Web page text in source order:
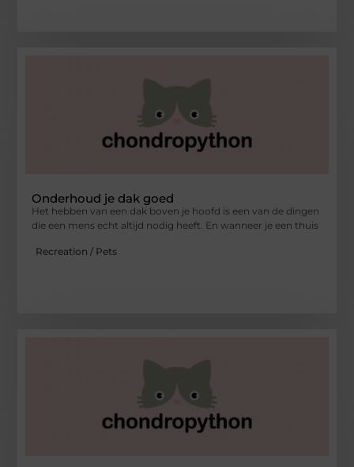
Onderhoud je dak goed
Het hebben van een dak boven je hoofd is een van de dingen
die een mens echt altijd nodig heeft. En wanneer je een thuis
Recreation / Pets